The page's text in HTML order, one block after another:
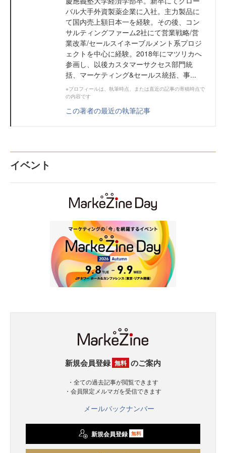
バル大手外資製薬企業に入社。主力製品に
て国内売上額日本一を経験。その後、コン
サルティングファーム2社にて営業戦略/営
業改革/セールスイネーブルメント系プロジ
ェクトを中心に経験。2018年にマツリカへ
参画し、以後カスタマーサクセス部門統
括、マーケティング&セールス統括、事...
※プロフィールは、執筆時点、または直近の記事の寄稿時点で
の内容です
この著者の最近の執筆記事
イベント
新規会員登録 無料 のご案内
・全ての過去記事が閲覧できます
・会員限定メルマガを受信できます
メールバックナンバー
新規会員登録 無料